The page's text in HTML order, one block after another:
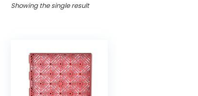
Showing the single result